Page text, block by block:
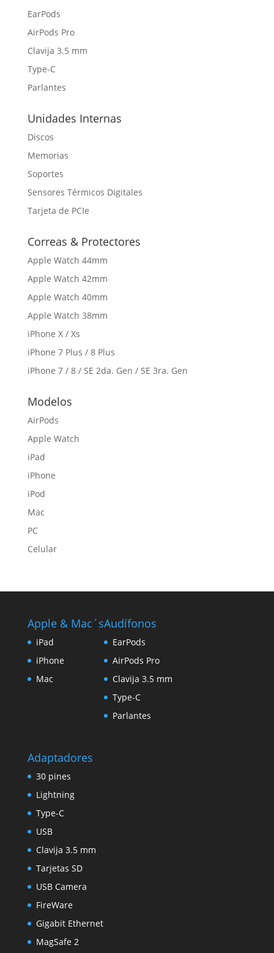
EarPods
AirPods Pro
Clavija 3.5 mm
Type-C
Parlantes
Unidades Internas
Discos
Memorias
Soportes
Sensores Térmicos Digitales
Tarjeta de PCIe
Correas & Protectores
Apple Watch 44mm
Apple Watch 42mm
Apple Watch 40mm
Apple Watch 38mm
iPhone X / Xs
iPhone 7 Plus / 8 Plus
iPhone 7 / 8 / SE 2da. Gen / SE 3ra. Gen
Modelos
AirPods
Apple Watch
iPad
iPhone
iPod
Mac
PC
Celular
Apple & Mac´s
iPad
iPhone
Mac
Audífonos
EarPods
AirPods Pro
Clavija 3.5 mm
Type-C
Parlantes
Adaptadores
30 pines
Lightning
Type-C
USB
Clavija 3.5 mm
Tarjetas SD
USB Camera
FireWare
Gigabit Ethernet
MagSafe 2